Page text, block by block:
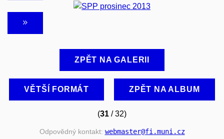
ZPĚT NA GALERII
VĚTŠÍ FORMÁT ZPĚT NA ALBUM
(31 / 32)
Odpovědný kontakt: webmaster@fi.muni.cz